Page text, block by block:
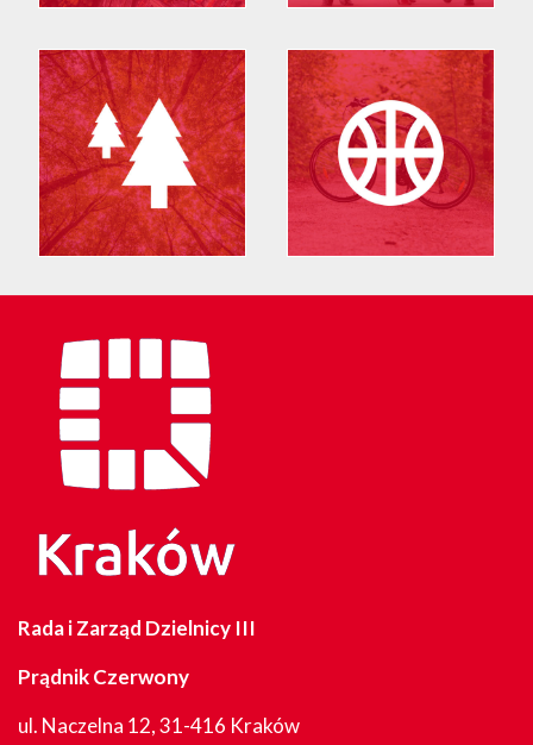
Rada i Zarząd Dzielnicy III
Prądnik Czerwony
ul. Naczelna 12, 31-416 Kraków